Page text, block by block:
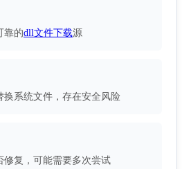
靠的dll文件下载源
换系统文件，存在安全风险
修复，可能需要多次尝试